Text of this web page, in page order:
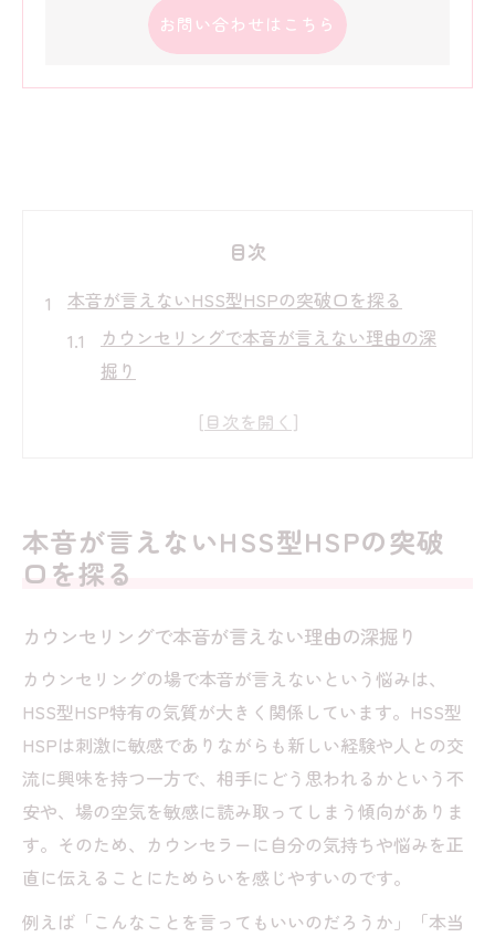
お問い合わせはこちら
目次
本音が言えないHSS型HSPの突破口を探る
カウンセリングで本音が言えない理由の深
掘り
HSS型HSP特有の悩みにカウンセリングは
カウンセリングで突破口を見つける第一歩
とは
活用法
伝えたい思いをカウンセリングで形にするコツ
カウンセリングで言葉に詰まる時の対処法
HSS型HSPが本音を言葉に変えるための準
伝えたい気持ちを整理するカウンセリング
習慣
カウンセリングで感情をうまく伝えるポイ
本音が言えないHSS型HSPの突破
口を探る
カウンセリングで本音が言えない理由の深掘り
カウンセリングの場で本音が言えないという悩みは、
HSS型HSP特有の気質が大きく関係しています。HSS型
HSPは刺激に敏感でありながらも新しい経験や人との交
流に興味を持つ一方で、相手にどう思われるかという不
安や、場の空気を敏感に読み取ってしまう傾向がありま
す。そのため、カウンセラーに自分の気持ちや悩みを正
直に伝えることにためらいを感じやすいのです。
例えば「こんなことを言ってもいいのだろうか」「本当